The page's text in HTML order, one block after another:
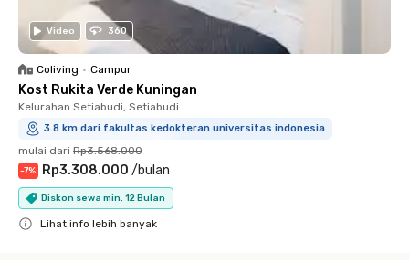
Video 360
Coliving • Campur
Kost Rukita Verde Kuningan
Kelurahan Setiabudi, Setiabudi
3.8 km dari fakultas kedokteran universitas indonesia
mulai dari Rp3.568.000
-7% Rp3.308.000 /bulan
Diskon sewa min. 12 Bulan
Lihat info lebih banyak